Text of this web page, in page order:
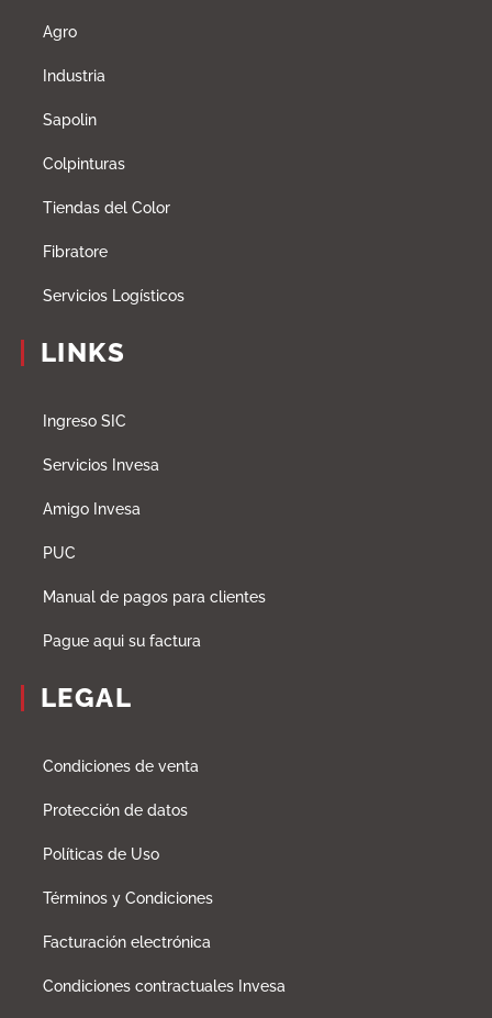
Agro
Industria
Sapolin
Colpinturas
Tiendas del Color
Fibratore
Servicios Logísticos
LINKS
Ingreso SIC
Servicios Invesa
Amigo Invesa
PUC
Manual de pagos para clientes
Pague aqui su factura
LEGAL
Condiciones de venta
Protección de datos
Políticas de Uso
Términos y Condiciones
Facturación electrónica
Condiciones contractuales Invesa